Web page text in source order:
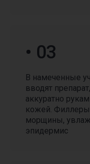
• 03
В намеченные
вводят
аккуратно
кожей. Филлеры
морщины,
эпидермис